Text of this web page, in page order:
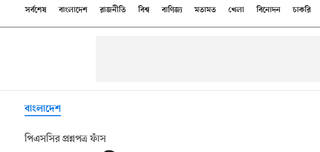
সর্বশেষ বাংলাদেশ রাজনীতি বিশ্ব বাণিজ্য মতামত খেলা বিনোদন চাকরি
বাংলাদেশ
পিএসসির প্রশ্নপত্র ফাঁস